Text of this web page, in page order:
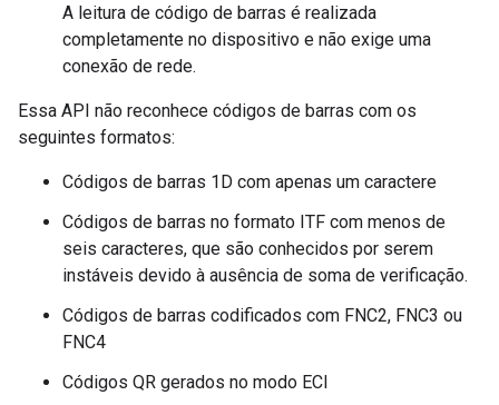
A leitura de código de barras é realizada
completamente no dispositivo e não exige uma
conexão de rede.
Essa API não reconhece códigos de barras com os
seguintes formatos:
Códigos de barras 1D com apenas um caractere
Códigos de barras no formato ITF com menos de
seis caracteres, que são conhecidos por serem
instáveis devido à ausência de soma de verificação.
Códigos de barras codificados com FNC2, FNC3 ou
FNC4
Códigos QR gerados no modo ECI